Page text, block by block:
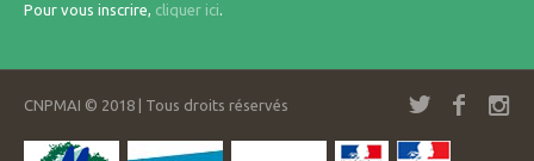
Pour vous inscrire, cliquer ici.
CNPMAI © 2018 | Tous droits réservés